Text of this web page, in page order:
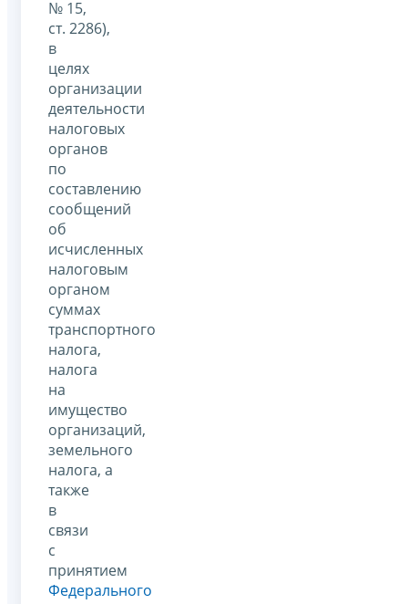
№ 15,
ст. 2286),
в
целях
организации
деятельности
налоговых
органов
по
составлению
сообщений
об
исчисленных
налоговым
органом
суммах
транспортного
налога,
налога
на
имущество
организаций,
земельного
налога, а
также
в
связи
с
принятием
Федерального